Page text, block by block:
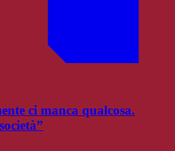
ci manca qualcosa.